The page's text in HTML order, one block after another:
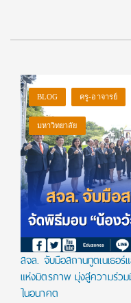
BLOG ครู-อาจารย์
มหาวิทยาลัย
สจล. จับมือสถานทูตเนเธ
แห่งมิตรภาพ มุ่งสู่ความร่ว
ในอนาคต